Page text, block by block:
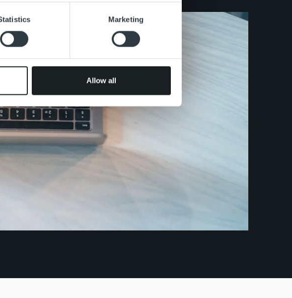
and to analyse our traffic. We also share
analytics partners who may combine it with
your use of their services.
Marketing
Allow all